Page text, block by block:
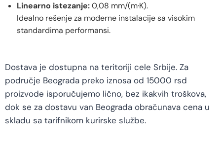
Linearno istezanje:0,08 mm/(m·K).
Idealno rešenje za moderne instalacije sa visokim
standardima performansi.
Dostava je dostupna na teritoriji cele Srbije. Za
područje Beograda preko iznosa od 15000 rsd
proizvode isporučujemo lično, bez ikakvih troškova,
dok se za dostavu van Beograda obračunava cena u
skladu sa tarifnikom kurirske službe.